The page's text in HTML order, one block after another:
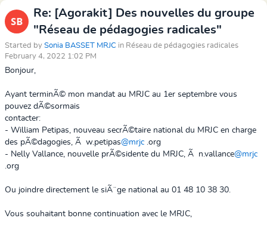
Re: [Agorakit] Des nouvelles du groupe
"Réseau de pédagogies radicales"
Started by Sonia BASSET MRJC in Réseau de pédagogies radicales
February 4, 2022 1:02 PM
Bonjour,
Ayant terminÃ© mon mandat au MRJC au 1er septembre vous
pouvez dÃ©sormais
contacter:
- William Petipas, nouveau secrÃ©taire national du MRJC en charge
des pÃ©dagogies, Ã w.petipas@mrjc .org
- Nelly Vallance, nouvelle prÃ©sidente du MRJC, Ã n.vallance@mrjc
.org
Ou joindre directement le siÃ¨ge national au 01 48 10 38 30.
Vous souhaitant bonne continuation avec le MRJC,